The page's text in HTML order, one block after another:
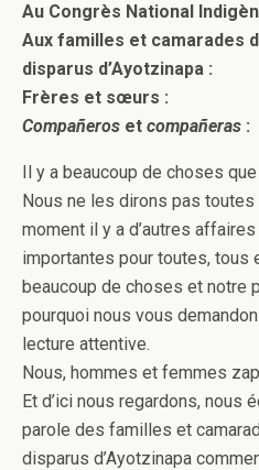
Au Congrès National
Aux familles et camarades
disparus d’Ayotzinapa :
Frères et sœurs :
Compañeros et compañeras :
Il y a beaucoup de choses
Nous ne les dirons pas toutes
moment il y a d’autres
importantes pour toutes, tous
beaucoup de choses et notre
pourquoi nous vous
lecture attentive.
Nous, hommes et femmes
Et d’ici nous regardons, nous
parole des familles et
disparus d’Ayotzinapa